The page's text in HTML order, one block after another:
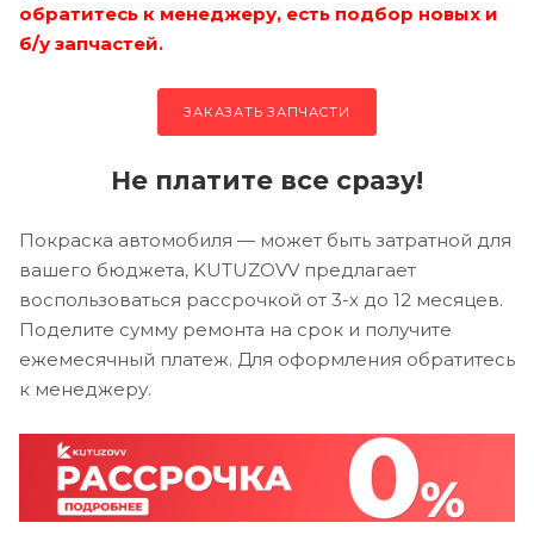
обратитесь к менеджеру, есть подбор новых и
б/у запчастей.
ЗАКАЗАТЬ ЗАПЧАСТИ
Не платите все сразу!
Покраска автомобиля — может быть затратной для
вашего бюджета, KUTUZOVV предлагает
воспользоваться рассрочкой от 3-х до 12 месяцев.
Поделите сумму ремонта на срок и получите
ежемесячный платеж. Для оформления обратитесь
к менеджеру.